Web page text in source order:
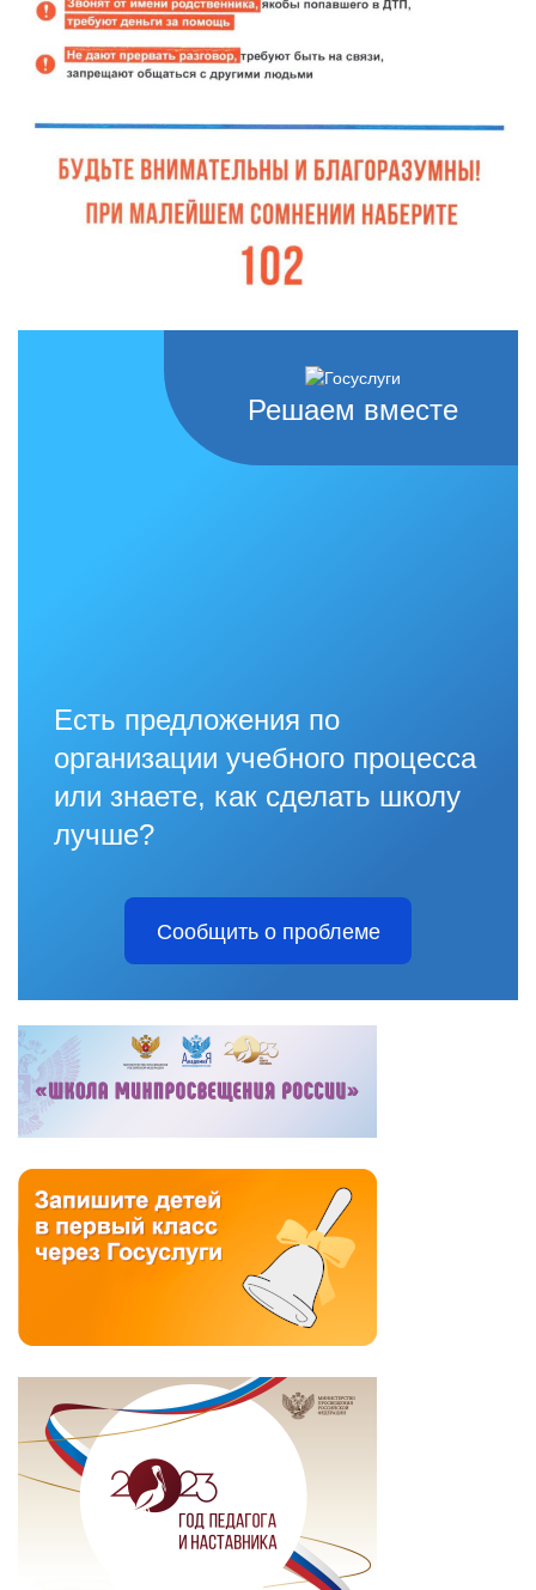
Решаем вместе
Есть предложения по
организации учебного процесса
или знаете, как сделать школу
лучше?
Сообщить о проблеме